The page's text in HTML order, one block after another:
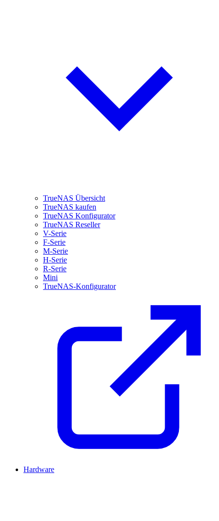
TrueNAS Übersicht
TrueNAS kaufen
TrueNAS Konfigurator
TrueNAS Reseller
V-Serie
F-Serie
M-Serie
H-Serie
R-Serie
Mini
TrueNAS-Konfigurator
Hardware